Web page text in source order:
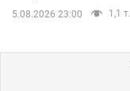
5.08.2026 23:00 1,1 т.